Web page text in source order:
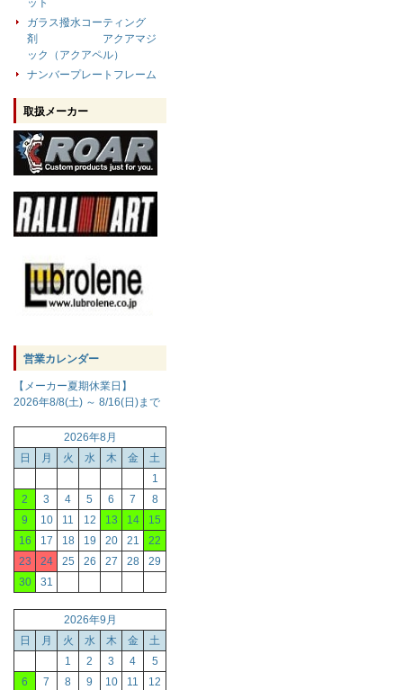
ット
ガラス撥水コーティング
剤 アクアマジ
ック（アクアペル）
ナンバープレートフレーム
取扱メーカー
営業カレンダー
【メーカー夏期休業日】
2026年8/8(土) ～ 8/16(日)まで
2026年8月
日
月 火 水 木 金
土
1
2
3 4 5 6 7
8
9
10 11 12 13 14
15
16
17 18 19 20 21
22
23
24 25 26 27 28
29
30
31
2026年9月
日
月 火 水 木 金
土
1
2 3 4
5
6
7 8 9 10 11
12